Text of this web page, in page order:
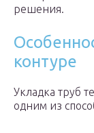
решения.
контуре
Укладка труб
одним из